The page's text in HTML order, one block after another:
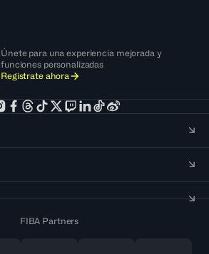
Únete para una experiencia mejorada y
funciones personalizadas
Regístrate ahora
FIBA Partners